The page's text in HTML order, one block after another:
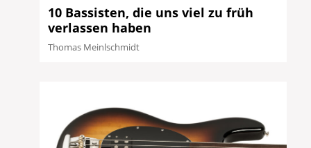
10 Bassisten, die uns viel zu früh
verlassen haben
Thomas Meinlschmidt